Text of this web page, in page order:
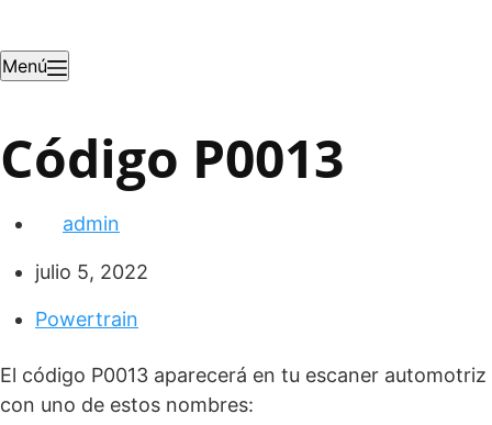
Menú
Código P0013
admin
julio 5, 2022
Powertrain
El código P0013 aparecerá en tu escaner automotriz
con uno de estos nombres: